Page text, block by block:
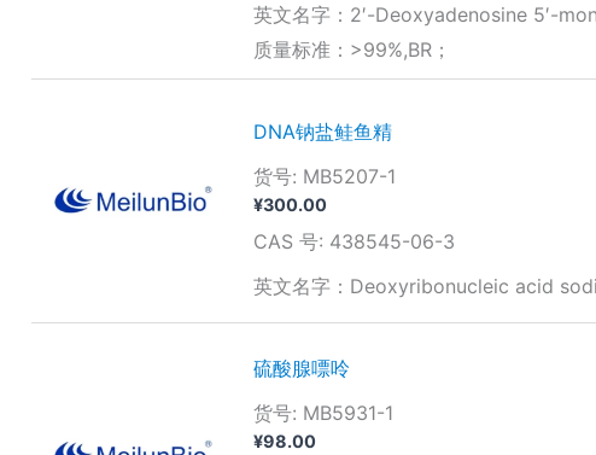
英文名字：2′-Deoxyadenosine 5′-
质量标准：>99%,BR；
DNA钠盐鲑鱼精
货号: MB5207-1
¥300.00
CAS 号: 438545-06-3
英文名字：Deoxyribonucleic acid
硫酸腺嘌呤
货号: MB5931-1
¥98.00